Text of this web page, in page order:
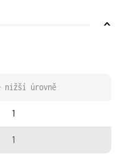
nižší úrovně
1
1